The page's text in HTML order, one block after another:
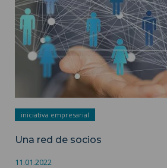
iniciativa empresarial
Una red de socios
11.01.2022